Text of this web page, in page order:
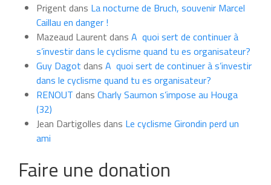
moisPrigent dans La nocturne de Bruch, souvenir Marcel
Caillau en danger !
Mazeaud Laurent dans A quoi sert de continuer à
s’investir dans le cyclisme quand tu es organisateur?
Guy Dagot dans A quoi sert de continuer à s’investir
dans le cyclisme quand tu es organisateur?
RENOUT dans Charly Saumon s’impose au Houga
(32)
Jean Dartigolles dans Le cyclisme Girondin perd un
ami
Faire une donation